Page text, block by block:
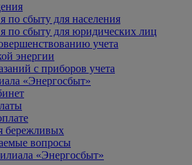
по сбыту для населения
по сбыту для юридических лиц
учета
энергии
с приборов учета
«Энергосбыт»
бережливых
вопросы
«Энергосбыт»